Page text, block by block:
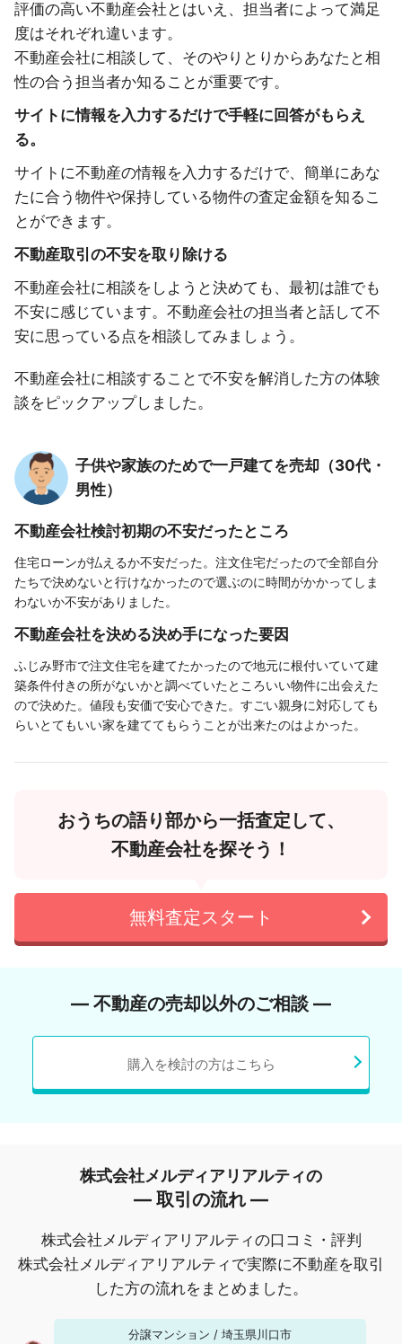
評価の高い不動産会社とはいえ、担当者によって満足
度はそれぞれ違います。
不動産会社に相談して、そのやりとりからあなたと相
性の合う担当者か知ることが重要です。
サイトに情報を入力するだけで手軽に回答がもらえ
る。
サイトに不動産の情報を入力するだけで、簡単にあな
たに合う物件や保持している物件の査定金額を知るこ
とができます。
不動産取引の不安を取り除ける
不動産会社に相談をしようと決めても、最初は誰でも
不安に感じています。不動産会社の担当者と話して不
安に思っている点を相談してみましょう。
不動産会社に相談することで不安を解消した方の体験
談をピックアップしました。
子供や家族のためで一戸建てを売却（30代・
男性）
不動産会社検討初期の不安だったところ
住宅ローンが払えるか不安だった。注文住宅だったので全部自分
たちで決めないと行けなかったので選ぶのに時間がかかってしま
わないか不安がありました。
不動産会社を決める決め手になった要因
ふじみ野市で注文住宅を建てたかったので地元に根付いていて建
築条件付きの所がないかと調べていたところいい物件に出会えた
ので決めた。値段も安価で安心できた。すごい親身に対応しても
らいとてもいい家を建ててもらうことが出来たのはよかった。
おうちの語り部から一括査定して、
不動産会社を探そう！
無料査定スタート
― 不動産の売却以外のご相談 ―
購入を検討の方はこちら
株式会社メルディアリアルティの
― 取引の流れ ―
株式会社メルディアリアルティの口コミ・評判
株式会社メルディアリアルティで実際に不動産を取引
した方の流れをまとめました。
分譲マンション / 埼玉県川口市